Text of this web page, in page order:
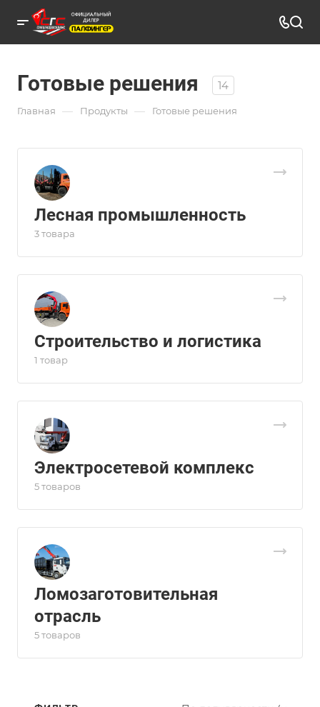
Готовые решения 14
Главная — Продукты — Готовые решения
Лесная промышленность
3 товара
Строительство и логистика
1 товар
Электросетевой комплекс
5 товаров
Ломозаготовительная
отрасль
5 товаров